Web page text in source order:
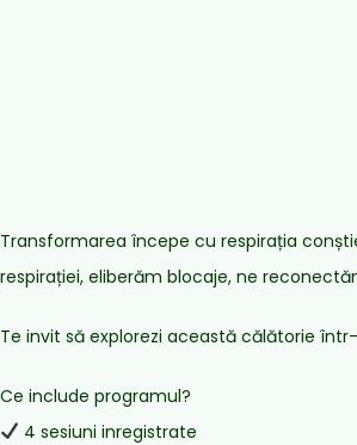
Transformarea începe cu respirația
respirației, eliberăm blocaje, ne
Te invit să explorezi această călătorie
Ce include programul?
4 sesiuni inregistrate